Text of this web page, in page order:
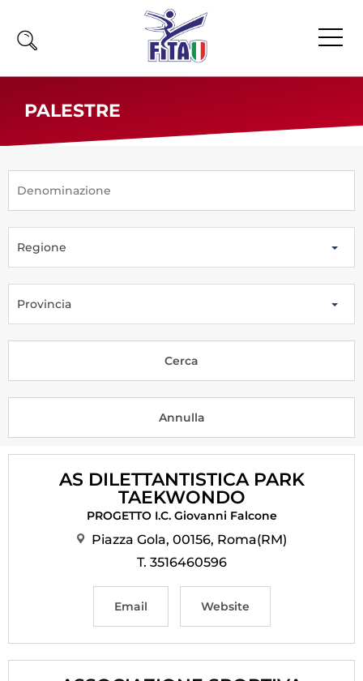
News
Olimpiadi
Atleti
Atleti Poomsae e Freestyle
Tesseramento
Formazione
Amministrazione
PALESTRE
Regione
Provincia
AS DILETTANTISTICA PARK
TAEKWONDO
PROGETTO I.C. Giovanni Falcone
Piazza Gola, 00156, Roma(RM)
T. 3516460596
Email Website